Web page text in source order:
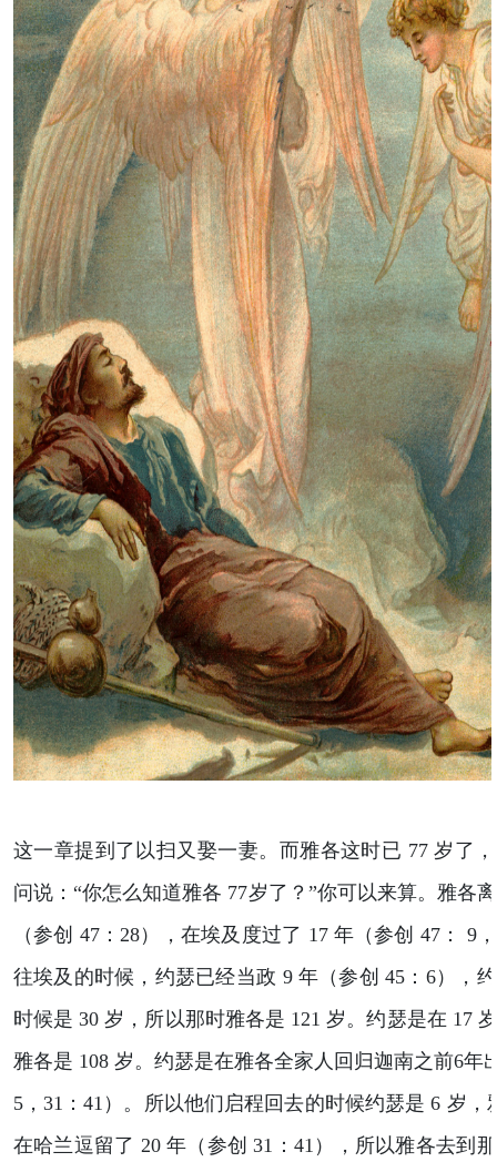
这一章提到了以扫又娶一妻。而雅各这时已 77 岁了
问说：“你怎么知道雅各 77岁了？”你可以来算。雅各
（参创 47：28），在埃及度过了 17 年（参创 47： 9
往埃及的时候，约瑟已经当政 9 年（参创 45：6），
时候是 30 岁，所以那时雅各是 121 岁。约瑟是在 17
雅各是 108 岁。约瑟是在雅各全家人回归迦南之前6年
5，31：41）。所以他们启程回去的时候约瑟是 6 岁，
在哈兰逗留了 20 年（参创 31：41），所以雅各去到